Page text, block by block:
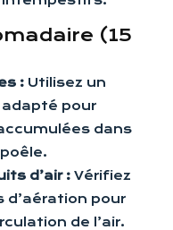
(15
: Utilisez un
pour
dans
d’air : Vérifiez
d’aération pour
de l’air.